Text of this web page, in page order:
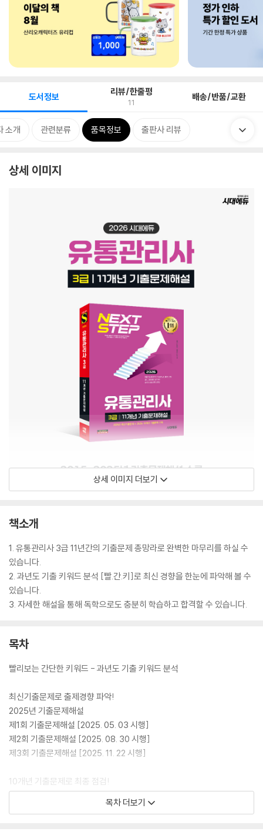
도서정보 리뷰/한줄평
11 배송/반품/교환
소개 관련분류 품목정보 출판사 리뷰
상세 이미지
상세 이미지 더보기
책소개
1. 유통관리사 3급 11년간의 기출문제 총망라로 완벽한 마무리를 하실 수
있습니다.
2. 과년도 기출 키워드 분석 [빨.간.키]로 최신 경향을 한눈에 파악해 볼 수
있습니다.
3. 자세한 해설을 통해 독학으로도 충분히 학습하고 합격할 수 있습니다.
목차
빨리보는 간단한 키워드 - 과년도 기출 키워드 분석
최신기출문제로 출제경향 파악!
2025년 기출문제해설
제1회 기출문제해설 [2025. 05. 03 시행]
제2회 기출문제해설 [2025. 08. 30 시행]
제3회 기출문제해설 [2025. 11. 22 시행]
10개년 기출문제로 최종 점검!
2015년 기출문제해설
제1회 기출문제해설 [2015. 05. 10 시행]
목차 더보기